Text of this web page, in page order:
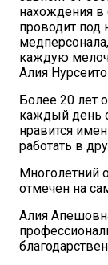
нахождения
проводит
каждую
Алия
Более 20 лет
каждый день
нравится
работать в
Многолетний
отмечен на
Алия